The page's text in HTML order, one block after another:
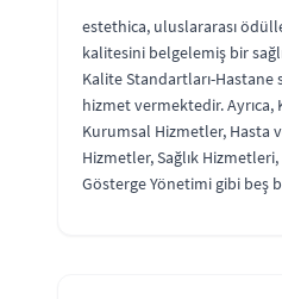
estethica, uluslararası
kalitesini belgelemiş bir
Kalite Standartları-
hizmet vermektedir. Ayrıca,
Kurumsal Hizmetler, Hasta
Hizmetler, Sağlık
Gösterge Yönetimi gibi beş